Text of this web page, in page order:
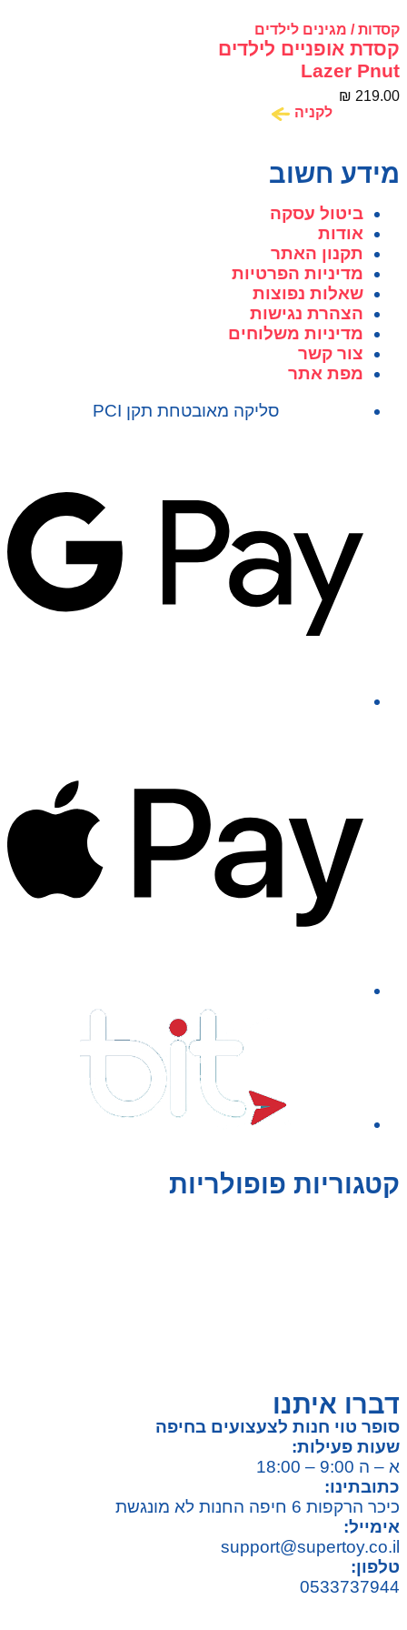
קסדות / מגינים לילדים
קסדת אופניים לילדים
Lazer Pnut
ובטיחותית
₪ 219.00
לקניה
מידע חשוב
ביטול עסקה
אודות
תקנון האתר
מדיניות הפרטיות
שאלות נפוצות
הצהרת נגישות
מדיניות משלוחים
צור קשר
מפת אתר
סליקה מאובטחת תקן PCI
קטגוריות פופולריות
דברו איתנו
סופר טוי חנות לצעצועים בחיפה
שעות פעילות:
א – ה 9:00 – 18:00
כתובתינו:
כיכר הרקפות 6 חיפה החנות לא מונגשת
אימייל:
support@supertoy.co.il
טלפון:
0533737944